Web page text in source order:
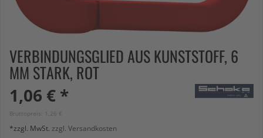
VERBINDUNGSGLIED AUS KUNSTSTOFF, 6
MM STARK, ROT
1,06 € *
Bruttopreis: 1,26 €
*zzgl. MwSt. zzgl. Versandkosten